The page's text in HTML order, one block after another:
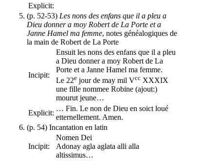
Explicit:
(p. 52-53) Les nons des enfans que il a pleu a
Dieu donner a moy Robert de La Porte et a
Janne Hamel ma femme, notes généalogiques de
la main de Robert de La Porte
Incipit:
Ensuit les nons des enfans que il a pleu
a Dieu donner a moy Robert de La
Porte et a Janne Hamel ma femme.
Le 22e jour de may mil Vcc XXXIX
une fille nommee Robine (ajout:)
mourut jeune…
Explicit:
… Fin. Le non de Dieu en soict loué
etternellement. Amen.
(p. 54) Incantation en latin
Incipit:
Nomen Dei
Adonay agla aglata alli alla
altissimus…